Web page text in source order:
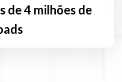
de 4 milhões de